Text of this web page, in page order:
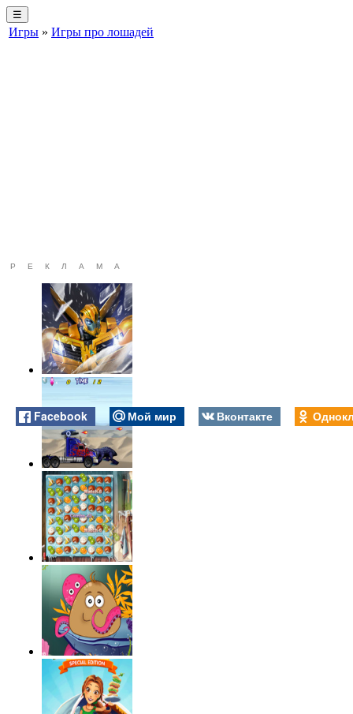
☰
Игры » Игры про лошадей
РЕКЛАМА
Facebook Мой мир Вконтакте